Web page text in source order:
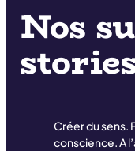
Nos su
storie
Créer du sens.
conscience. A